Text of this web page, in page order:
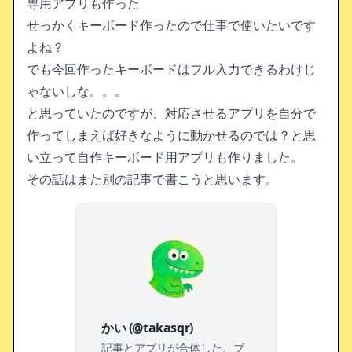
せっかくキーボード作ったので仕事で使いたいです
よね？
でも今回作ったキーボードはフル入力できるわけじ
ゃないしな。。。
と思っていたのですが、対応させるアプリを自分で
作ってしまえば好きなように動かせるのでは？と思
い立って自作キーボード用アプリも作りました。
その話はまた別の記事で書こうと思います。
かい (@takasqr)
記事とアプリが合体した、ブ